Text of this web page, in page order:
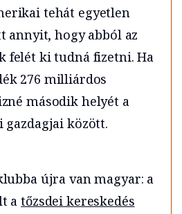
tehát egyetlen
annyit, hogy abból az
felét ki tudná fizetni. Ha
276 milliárdos
második helyét a
között.
újra van magyar: a
atőzsdei kereskedés